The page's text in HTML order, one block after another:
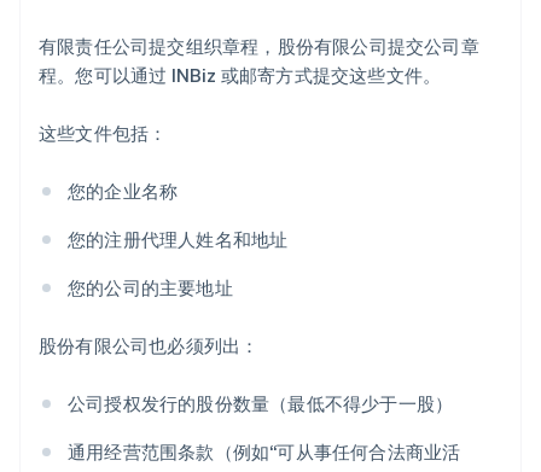
有限责任公司提交组织章程，股份有限公司提交公司章
程。您可以通过 INBiz 或邮寄方式提交这些文件。
这些文件包括：
您的企业名称
您的注册代理人姓名和地址
您的公司的主要地址
股份有限公司也必须列出：
公司授权发行的股份数量（最低不得少于一股）
通用经营范围条款（例如“可从事任何合法商业活